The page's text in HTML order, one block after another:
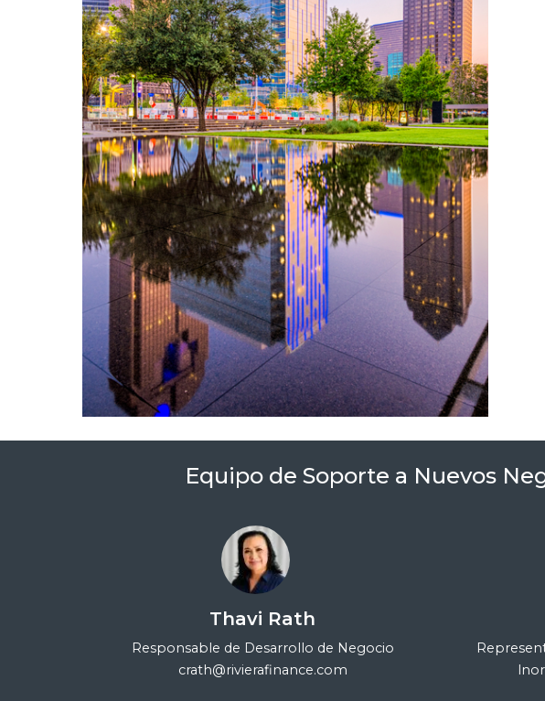
Equipo de Soporte a Nuevos
Thavi Rath
Responsable de Desarrollo de Negocio
crath@rivierafinance.com